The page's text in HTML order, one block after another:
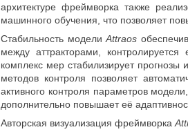
архитектуре фреймворка также
машинного обучения, что позволяет
Стабильность модели Attraos
между аттракторами,
комплекс мер стабилизирует прогнозы
методов контроля позволяет
активного контроля параметров
дополнительно повышает её
Авторская визуализация фреймворка